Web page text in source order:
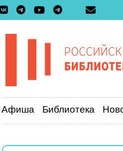
Афиша Библиотека